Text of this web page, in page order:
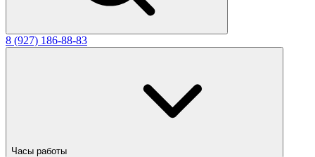
8 (927) 186-88-83
Часы работы